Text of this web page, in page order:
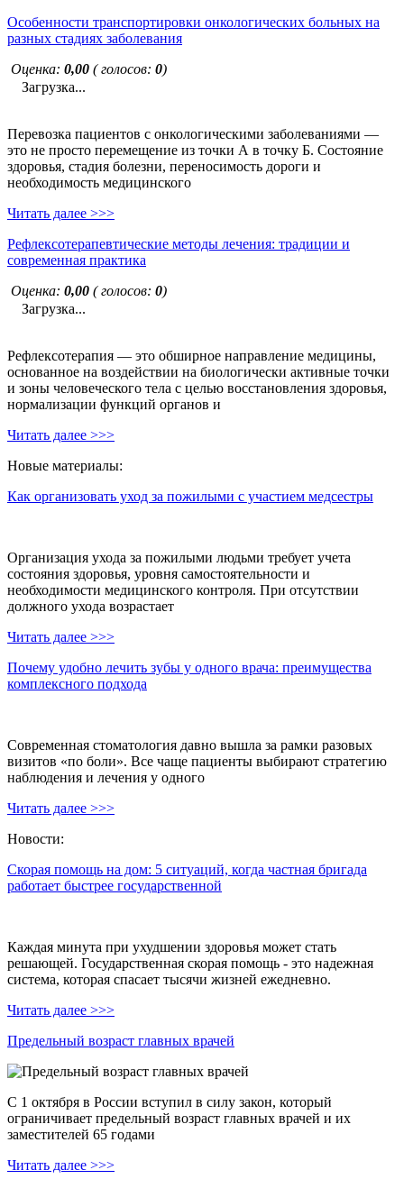
Особенности транспортировки онкологических больных на
разных стадиях заболевания
Оценка: 0,00 ( голосов: 0)
Загрузка...
Перевозка пациентов с онкологическими заболеваниями —
это не просто перемещение из точки А в точку Б. Состояние
здоровья, стадия болезни, переносимость дороги и
необходимость медицинского
Читать далее >>>
Рефлексотерапевтические методы лечения: традиции и
современная практика
Оценка: 0,00 ( голосов: 0)
Загрузка...
Рефлексотерапия — это обширное направление медицины,
основанное на воздействии на биологически активные точки
и зоны человеческого тела с целью восстановления здоровья,
нормализации функций органов и
Читать далее >>>
Новые материалы:
Как организовать уход за пожилыми с участием медсестры
Организация ухода за пожилыми людьми требует учета
состояния здоровья, уровня самостоятельности и
необходимости медицинского контроля. При отсутствии
должного ухода возрастает
Читать далее >>>
Почему удобно лечить зубы у одного врача: преимущества
комплексного подхода
Современная стоматология давно вышла за рамки разовых
визитов «по боли». Все чаще пациенты выбирают стратегию
наблюдения и лечения у одного
Читать далее >>>
Новости:
Скорая помощь на дом: 5 ситуаций, когда частная бригада
работает быстрее государственной
Каждая минута при ухудшении здоровья может стать
решающей. Государственная скорая помощь - это надежная
система, которая спасает тысячи жизней ежедневно.
Читать далее >>>
Предельный возраст главных врачей
С 1 октября в России вступил в силу закон, который
ограничивает предельный возраст главных врачей и их
заместителей 65 годами
Читать далее >>>